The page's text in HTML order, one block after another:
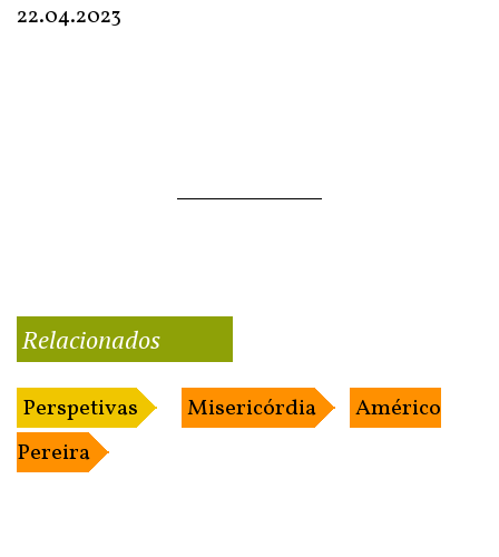
22.04.2023
Relacionados
Perspetivas Misericórdia
Américo
Pereira